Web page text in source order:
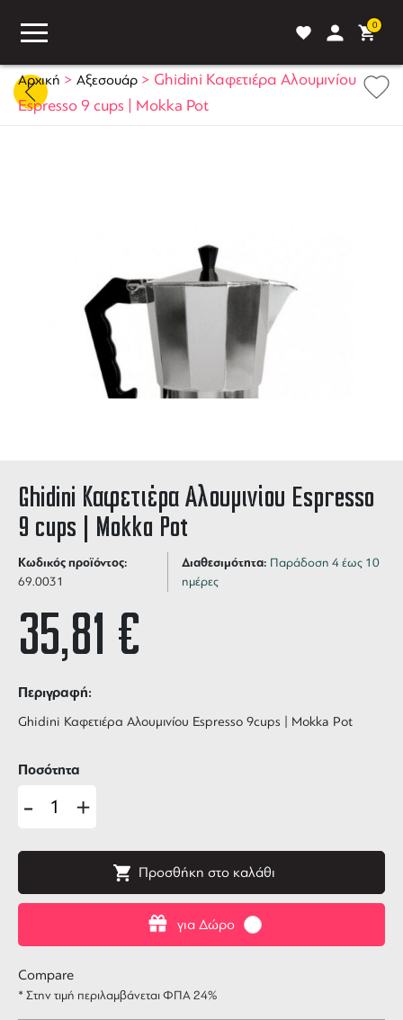
0
Αρχική > Αξεσουάρ > Ghidini Καφετιέρα Αλουμινίου
Espresso 9 cups | Mokka Pot
Ghidini Καφετιέρα Αλουμινίου Espresso
9 cups | Mokka Pot
Κωδικός προϊόντος:
69.0031
Διαθεσιμότητα: Παράδοση 4 έως 10
ημέρες
35,81 €
Περιγραφή:
Ghidini Καφετιέρα Αλουμινίου Espresso 9cups | Mokka Pot
για Δώρο
Ποσότητα
- +
Προσθήκη στο καλάθι
Compare
* Στην τιμή περιλαμβάνεται ΦΠΑ 24%